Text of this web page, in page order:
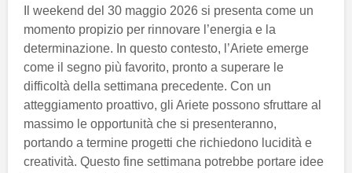
Il weekend del 30 maggio 2026 si presenta come un
momento propizio per rinnovare l’energia e la
determinazione. In questo contesto, l’Ariete emerge
come il segno più favorito, pronto a superare le
difficoltà della settimana precedente. Con un
atteggiamento proattivo, gli Ariete possono sfruttare al
massimo le opportunità che si presenteranno,
portando a termine progetti che richiedono lucidità e
creatività. Questo fine settimana potrebbe portare idee